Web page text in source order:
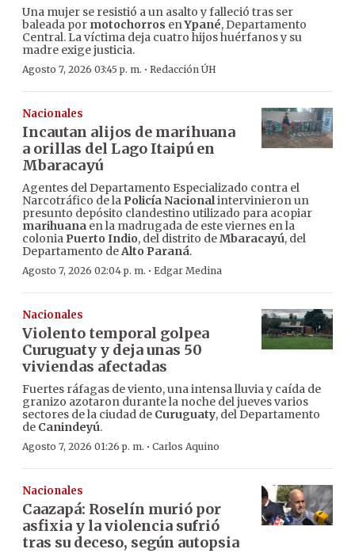
Una mujer se resistió a un asalto y falleció tras ser
baleada por motochorros enYpané, Departamento
Central. La víctima deja cuatro hijos huérfanos y su
madre exige justicia.
Agosto 7, 2026 03:45 p. m. · Redacción ÚH
Nacionales
Incautan alijos de marihuana
a orillas del Lago Itaipú en
Mbaracayú
Agentes del Departamento Especializado contra el
Narcotráfico de la Policía Nacionalintervinieron un
presunto depósito clandestino utilizado para acopiar
marihuana en la madrugada de este viernes en la
colonia Puerto Indio, del distrito deMbaracayú, del
Departamento deAlto Paraná.
Agosto 7, 2026 02:04 p. m. · Edgar Medina
Nacionales
Violento temporal golpea
Curuguaty y deja unas 50
viviendas afectadas
Fuertes ráfagas de viento, una intensa lluvia y caída de
granizo azotaron durante la noche del jueves varios
sectores de la ciudad de Curuguaty, del Departamento
de Canindeyú.
Agosto 7, 2026 01:26 p. m. · Carlos Aquino
Nacionales
Caazapá: Roselín murió por
asfixia y la violencia sufrió
tras su deceso, según autopsia